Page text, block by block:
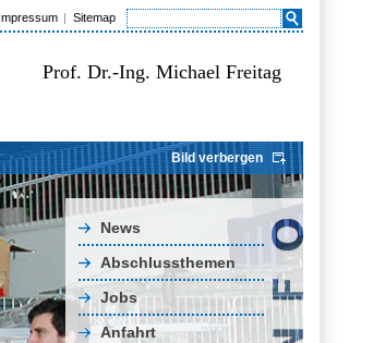
Impressum Sitemap
Prof. Dr.-Ing. Michael Freitag
Bild verbergen
News
Abschlussthemen
Jobs
Anfahrt